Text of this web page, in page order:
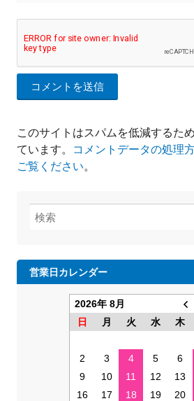
このサイトはスパムを低減するた
ています。 コメントデータの処理
ご覧ください。
検
索:
営業日カレンダー
2026年 8月
日
月 火 水 木
2
3 4 5 6
9
10 11 12 13
16
17 18 19 20